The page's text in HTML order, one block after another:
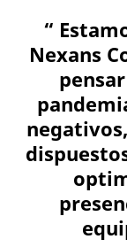
“
Nexans